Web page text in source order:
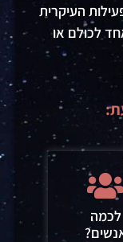
העיקרית
לכולם או
לכמה